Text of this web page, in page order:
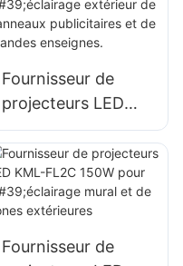
de stockage
Fournisseur de
projecteurs LED
KML-FL2C 50W
pour l'éclairage
extérieur de
panneaux
grandes enseignes.
Fournisseur de